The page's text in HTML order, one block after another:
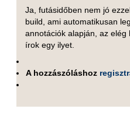
Ja, futásidőben nem jó
build, ami automatikusan
annotációk alapján, az elég
írok egy ilyet.
A hozzászóláshoz